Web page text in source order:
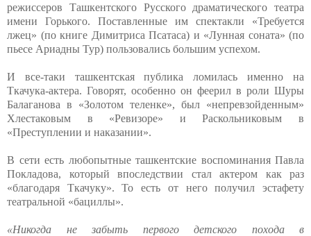
режиссеров Ташкентского Русского драматического театра
имени Горького. Поставленные им спектакли «Требуется
лжец» (по книге Димитриса Псатаса) и «Лунная соната» (по
пьесе Ариадны Тур) пользовались большим успехом.
И все-таки ташкентская публика ломилась именно на
Ткачука-актера. Говорят, особенно он феерил в роли Шуры
Балаганова в «Золотом теленке», был «непревзойденным»
Хлестаковым в «Ревизоре» и Раскольниковым в
«Преступлении и наказании».
В сети есть любопытные ташкентские воспоминания Павла
Покладова, который впоследствии стал актером как раз
«благодаря Ткачуку». То есть от него получил эстафету
театральной «бациллы».
«Никогда не забыть первого детского похода в